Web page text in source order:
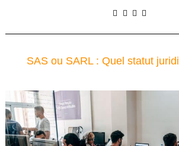
SAS ou SARL : Quel statut